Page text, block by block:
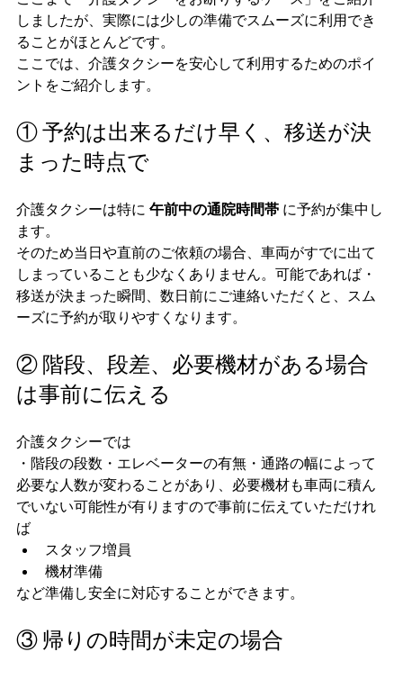
しましたが、実際には少しの準備でスムーズに利用でき
ることがほとんどです。
ここでは、介護タクシーを安心して利用するためのポイ
ントをご紹介します。
① 予約は出来るだけ早く、移送が決
まった時点で
介護タクシーは特に 午前中の通院時間帯 に予約が集中し
ます。
そのため当日や直前のご依頼の場合、車両がすでに出て
しまっていることも少なくありません。可能であれば・
移送が決まった瞬間、数日前にご連絡いただくと、スム
ーズに予約が取りやすくなります。
② 階段、段差、必要機材がある場合
は事前に伝える
介護タクシーでは
・階段の段数・エレベーターの有無・通路の幅によって
必要な人数が変わることがあり、必要機材も車両に積ん
でいない可能性が有りますので事前に伝えていただけれ
ば
スタッフ増員
機材準備
など準備し安全に対応することができます。
③ 帰りの時間が未定の場合